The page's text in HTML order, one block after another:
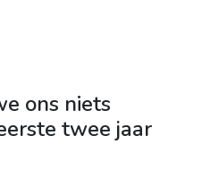
ons niets
twee jaar